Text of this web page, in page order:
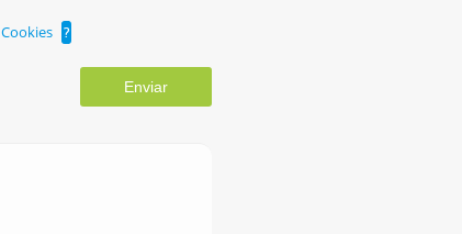
?
Enviar